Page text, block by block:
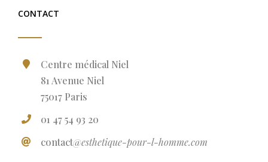
CONTACT
Centre médical Niel
81 Avenue Niel
75017 Paris
01 47 54 93 20
contact@esthetique-pour-l-homme.com